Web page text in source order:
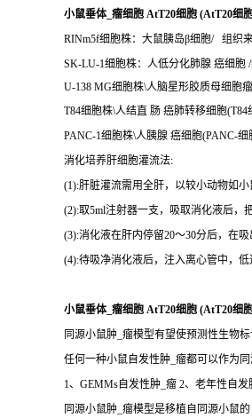
小鼠垂体_瘤细胞 AtT20细胞 (AtT20细
RINm5f细胞株：大鼠胰岛β细胞/ 组织
SK-LU-1细胞株：人低分化肺腺 癌细胞
U-138 MG细胞株\人脑星形胶质母细胞
T84细胞株\人结直 肠 癌肺转移细胞
PANC-1细胞株\人胰腺 癌细胞(PANC-
消化培养肝细胞灌流法:
(1):肝脏灌流需用全肝，以较小动物如
(2):取5ml注射器一支，吸取消化液后，
(3):消化液在肝内停留20～30分后，在
(4):待吸净消化液后，注入离心管中，
小鼠垂体_瘤细胞 AtT20细胞 (AtT20细
同源小鼠肿_瘤模型有望使预测性生物
任何一种小鼠自发性肿_瘤都可以作为
1、GEMMs自发性肿_瘤 2、老年性自
同源小鼠肿_瘤模型是移植自同源小鼠